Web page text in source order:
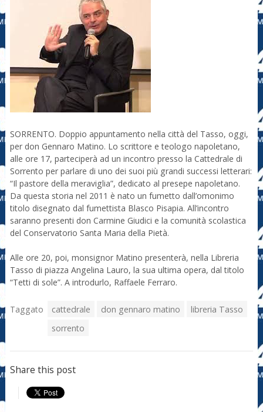
SORRENTO. Doppio appuntamento nella città del Tasso, oggi,
per don Gennaro Matino. Lo scrittore e teologo napoletano,
alle ore 17, parteciperà ad un incontro presso la Cattedrale di
Sorrento per parlare di uno dei suoi più grandi successi letterari:
“Il pastore della meraviglia”, dedicato al presepe napoletano.
Da questa storia nel 2011 è nato un fumetto dall’omonimo
titolo disegnato dal fumettista Blasco Pisapia. All’incontro
saranno presenti don Carmine Giudici e la comunità scolastica
del Conservatorio Santa Maria della Pietà.
Alle ore 20, poi, monsignor Matino presenterà, nella Libreria
Tasso di piazza Angelina Lauro, la sua ultima opera, dal titolo
“Tetti di sole”. A introdurlo, Raffaele Ferraro.
Taggato cattedrale don gennaro matino
libreria Tasso
sorrento
Share this post